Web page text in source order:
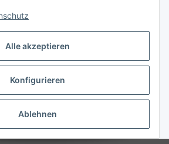
Alle akzeptieren
Konfigurieren
Ablehnen